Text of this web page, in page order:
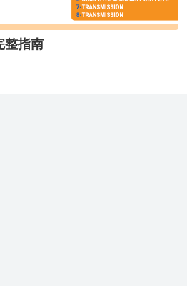
整指南